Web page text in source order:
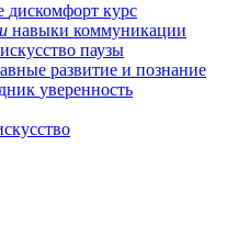
дискомфорт курс
навыки коммуникации
паузы
развитие и познание
уверенность